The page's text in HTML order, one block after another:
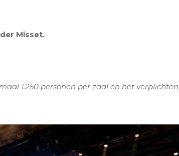
Misset.
1.250 personen per zaal en het